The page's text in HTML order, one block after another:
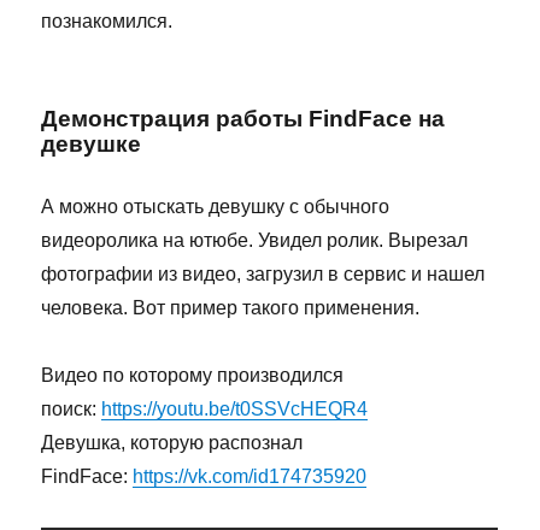
познакомился.
Демонстрация работы FindFace на
девушке
А можно отыскать девушку с обычного
видеоролика на ютюбе. Увидел ролик. Вырезал
фотографии из видео, загрузил в сервис и нашел
человека. Вот пример такого применения.
Видео по которому производился
поиск: https://youtu.be/t0SSVcHEQR4
Девушка, которую распознал
FindFace: https://vk.com/id174735920